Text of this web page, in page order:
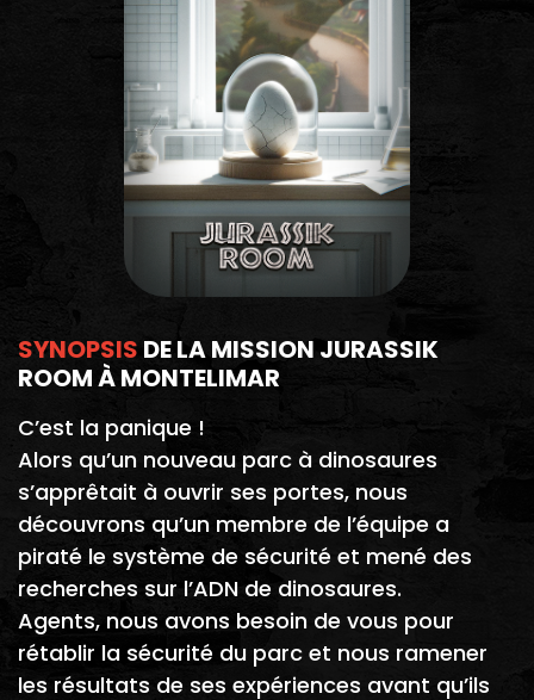
SYNOPSIS DE LA MISSION JURASSIK
ROOM À MONTELIMAR
C’est la panique !
Alors qu’un nouveau parc à dinosaures
s’apprêtait à ouvrir ses portes, nous
découvrons qu’un membre de l’équipe a
piraté le système de sécurité et mené des
recherches sur l’ADN de dinosaures.
Agents, nous avons besoin de vous pour
rétablir la sécurité du parc et nous ramener
les résultats de ses expériences avant qu’ils